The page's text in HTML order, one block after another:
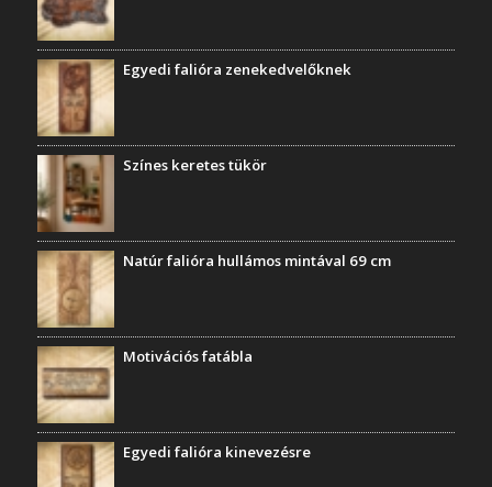
Egyedi falióra zenekedvelőknek
Színes keretes tükör
Natúr falióra hullámos mintával 69 cm
Motivációs fatábla
Egyedi falióra kinevezésre